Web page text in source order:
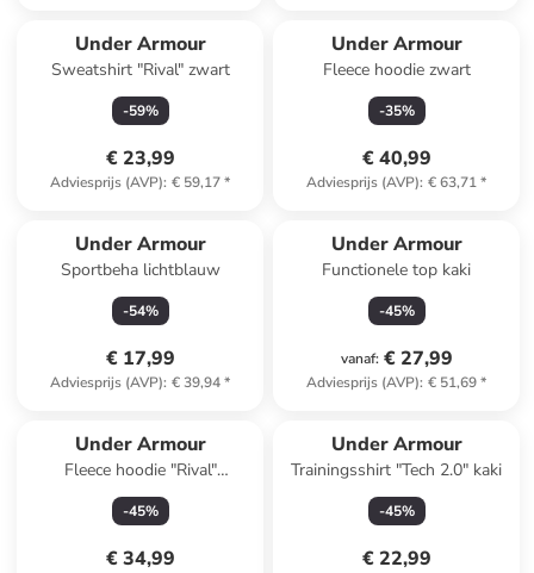
Under Armour
Sweatshirt "Rival" zwart
-59%
€ 23,99
Adviesprijs (AVP): € 59,17*
Under Armour
Fleece hoodie zwart
-35%
€ 40,99
Adviesprijs (AVP): € 63,71*
Under Armour
Sportbeha lichtblauw
-54%
€ 17,99
Adviesprijs (AVP): € 39,94*
Under Armour
Functionele top kaki
-45%
vanaf: € 27,99
Adviesprijs (AVP): € 51,69*
Under Armour
Fleece hoodie "Rival"
grijsblauw
-45%
€ 34,99
Under Armour
Trainingsshirt "Tech 2.0" kaki
-45%
€ 22,99